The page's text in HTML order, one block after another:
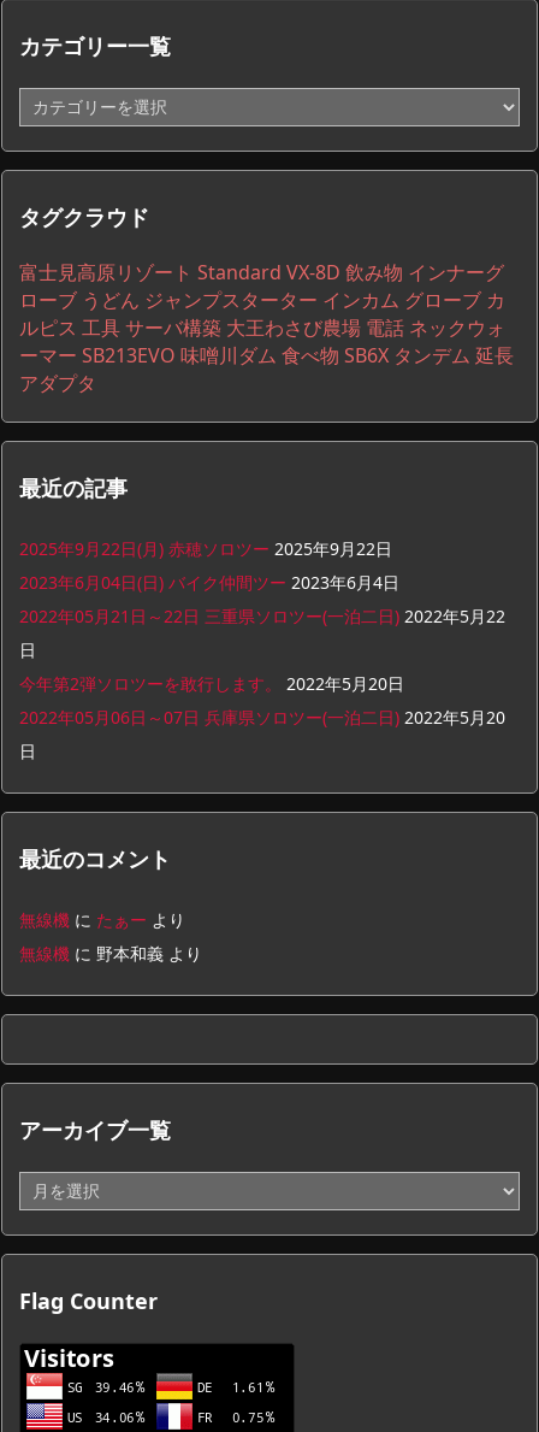
カテゴリー一覧
テ
ゴ
リ
一
タグクラウド
富士見高原リゾート Standard VX-8D 飲み物 インナーグ
ローブ うどん ジャンプスターター インカム グローブ カ
ルピス 工具サーバ構築 大王わさび農場 電話 ネックウォ
ーマー SB213EVO 味噌川ダム 食べ物 SB6X タンデム 延長
アダプタ
最近の記事
2025年9月22日(月) 赤穂ソロツー 2025年9月22日
2023年6月04日(日) バイク仲間ツー 2023年6月4日
2022年05月21日～22日 三重県ソロツー(一泊二日) 2022年5月22
日
今年第2弾ソロツーを敢行します。
2022年5月20日
2022年05月06日～07日 兵庫県ソロツー(一泊二日) 2022年5月20
日
最近のコメント
無線機 に たぁー より
無線機 に 野本和義 より
アーカイブ一覧
ー
カ
イ
一
Flag Counter